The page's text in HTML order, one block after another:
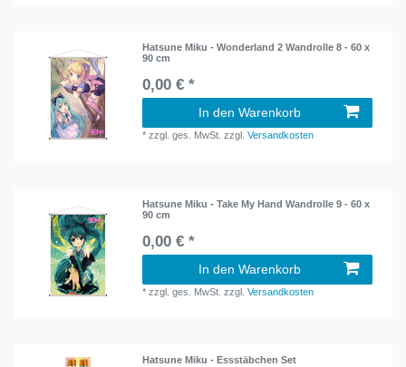
Hatsune Miku - Wonderland 2 Wandrolle 8 - 60 x
90 cm
0,00 € *
In den Warenkorb
*zzgl. ges. MwSt. zzgl.Versandkosten
Hatsune Miku - Take My Hand Wandrolle 9 - 60 x
90 cm
0,00 € *
In den Warenkorb
*zzgl. ges. MwSt. zzgl.Versandkosten
Hatsune Miku - Essstäbchen Set